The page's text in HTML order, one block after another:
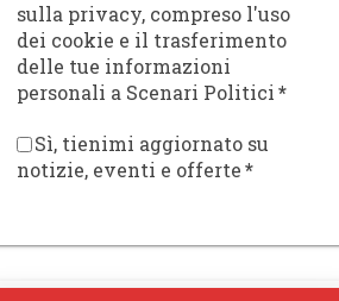
sulla privacy, compreso l'uso
dei cookie e il trasferimento
delle tue informazioni
personali a Scenari Politici*
Sì, tienimi aggiornato su
notizie, eventi e offerte*